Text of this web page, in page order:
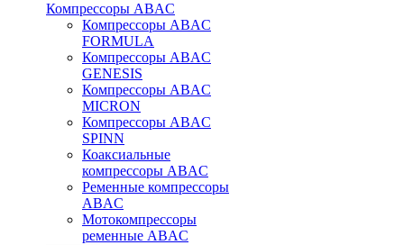
Компрессоры ABAC
Компрессоры ABAC
FORMULA
Компрессоры ABAC
GENESIS
Компрессоры ABAC
MICRON
Компрессоры ABAC
SPINN
Коаксиальные
компрессоры ABAC
Ременные компрессоры
ABAC
Мотокомпрессоры
ременные ABAC